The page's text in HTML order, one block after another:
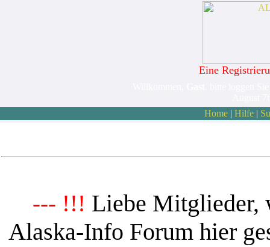
Eine
Home| Hilfe|
--- !!! Liebe Mitglieder,
Alaska-Info Forum hier